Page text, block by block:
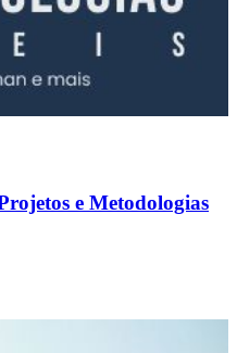
e Metodologias